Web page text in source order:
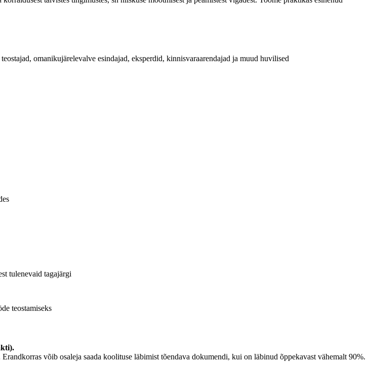
omanikujärelevalve esindajad, eksperdid, kinnisvaraarendajad ja muud huvilised
tulenevaid tagajärgi
teostamiseks
võib osaleja saada koolituse läbimist tõendava dokumendi, kui on läbinud õppekavast vähemalt 90%.